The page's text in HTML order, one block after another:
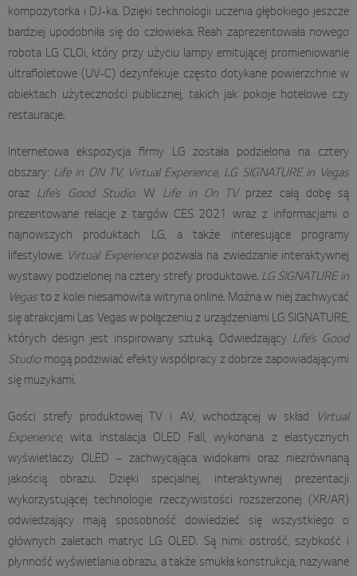
kompozytorka i DJ-ka. Dzięki technologii uczenia głębokiego jeszcze
bardziej upodobniła się do człowieka. Reah zaprezentowała nowego
robota LG CLOi, który przy użyciu lampy emitującej promieniowanie
ultrafioletowe (UV-C) dezynfekuje często dotykane powierzchnie w
obiektach użyteczności publicznej, takich jak pokoje hotelowe czy
restauracje.
Internetowa ekspozycja firmy LG została podzielona na cztery
obszary: Life in ON TV, Virtual Experience, LG SIGNATURE in Vegas
oraz Life’s Good Studio. W Life in On TVprzez całą dobę są
prezentowane relacje z targów CES 2021 wraz z informacjami o
najnowszych produktach LG, a także interesujące programy
lifestylowe. Virtual Experiencepozwala na zwiedzanie interaktywnej
wystawy podzielonej na cztery strefy produktowe. LG SIGNATURE in
Vegas to z kolei niesamowita witryna online. Można w niej zachwycać
się atrakcjami Las Vegas w połączeniu z urządzeniami LG SIGNATURE,
których design jest inspirowany sztuką. Odwiedzający Life’s Good
Studiomogą podziwiać efekty współpracy z dobrze zapowiadającymi
się muzykami.
Gości strefy produktowej TV i AV, wchodzącej w skład
Virtual
Experience, wita instalacja OLED Fall, wykonana z elastycznych
wyświetlaczy OLED – zachwycająca widokami oraz niezrównaną
jakością obrazu. Dzięki specjalnej, interaktywnej prezentacji
wykorzystującej technologie rzeczywistości rozszerzonej (XR/AR)
odwiedzający mają sposobność dowiedzieć się wszystkiego o
głównych zaletach matryc LG OLED. Są nimi: ostrość, szybkość i
płynność wyświetlania obrazu, a także smukła konstrukcja, nazywane